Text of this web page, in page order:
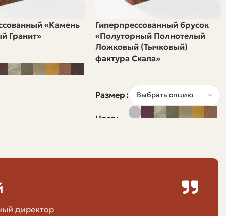
для предварительных оценок, но не
значение складывается из нескольких
выгоднее договориться о сборной доставке с
«Камень
Гранит»
Гиперпрессованный брусок
«Полуторный Полнотелый
Ложковый (Тычковый)
фактура Скала»
Размер
Цвет
директор